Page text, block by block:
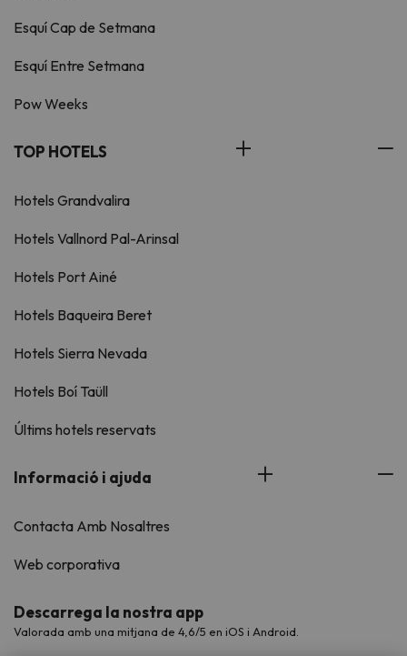
Esquí Cap de Setmana
Esquí Entre Setmana
Pow Weeks
TOP HOTELS
Hotels Grandvalira
Hotels Vallnord Pal-Arinsal
Hotels Port Ainé
Hotels Baqueira Beret
Hotels Sierra Nevada
Hotels Boí Taüll
Últims hotels reservats
Informació i ajuda
Contacta Amb Nosaltres
Web corporativa
Descarrega la nostra app
Valorada amb una mitjana de 4,6/5 en iOS i Android.